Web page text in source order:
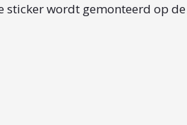
sticker wordt gemonteerd op